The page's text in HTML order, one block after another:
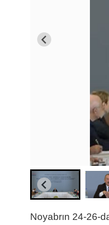
Noyabrın 24-26-